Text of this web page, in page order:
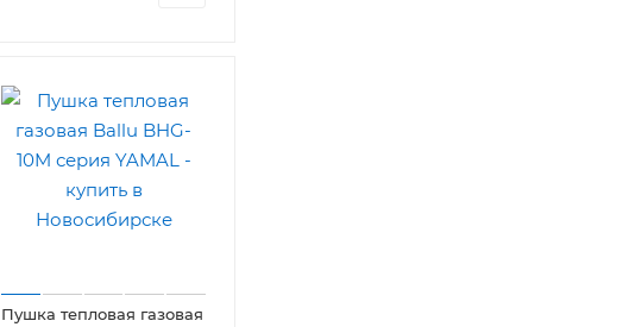
Пушка тепловая газовая